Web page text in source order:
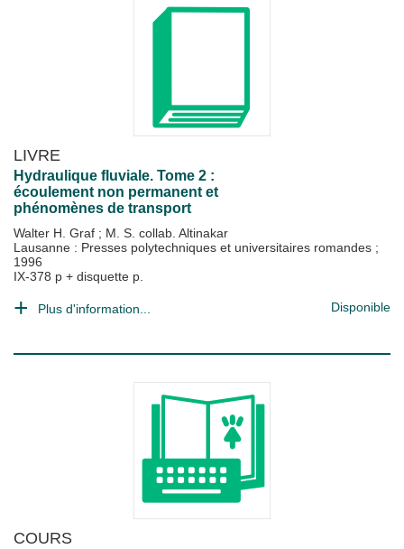
LIVRE
Hydraulique fluviale. Tome 2 :
écoulement non permanent et
phénomènes de transport
Walter H. Graf ; M. S. collab. Altinakar
Lausanne : Presses polytechniques et universitaires romandes ;
1996
IX-378 p + disquette p.
Plus d'information... Disponible
COURS